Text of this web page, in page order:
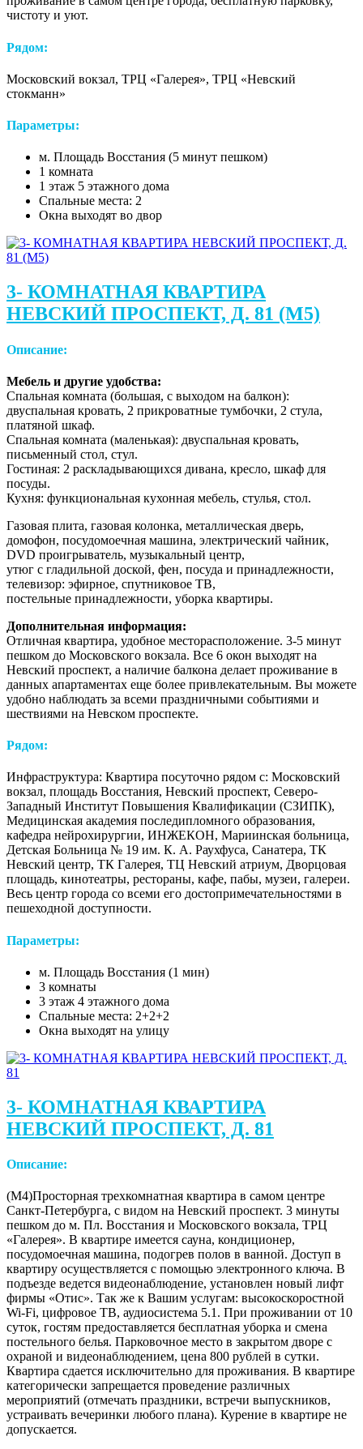
чистоту и уют.
Рядом:
Московский вокзал, ТРЦ «Галерея», ТРЦ «Невский
стокманн»
Параметры:
м. Площадь Восстания (5 минут пешком)
1 комната
1 этаж 5 этажного дома
Спальные места: 2
Окна выходят во двор
3- КОМНАТНАЯ КВАРТИРА
НЕВСКИЙ ПРОСПЕКТ, Д. 81 (М5)
Описание:
Мебель и другие удобства:
Спальная комната (большая, с выходом на балкон):
двуспальная кровать, 2 прикроватные тумбочки, 2 стула,
платяной шкаф.
Спальная комната (маленькая): двуспальная кровать,
письменный стол, стул.
Гостиная: 2 раскладывающихся дивана, кресло, шкаф для
посуды.
Кухня: функциональная кухонная мебель, стулья, стол.
Газовая плита, газовая колонка, металлическая дверь,
домофон, посудомоечная машина, электрический чайник,
DVD проигрыватель, музыкальный центр,
утюг с гладильной доской, фен, посуда и принадлежности,
телевизор: эфирное, спутниковое ТВ,
постельные принадлежности, уборка квартиры.
Дополнительная информация:
Отличная квартира, удобное месторасположение. 3-5 минут
пешком до Московского вокзала. Все 6 окон выходят на
Невский проспект, а наличие балкона делает проживание в
данных апартаментах еще более привлекательным. Вы можете
удобно наблюдать за всеми праздничными событиями и
шествиями на Невском проспекте.
Рядом:
Инфраструктура: Квартира посуточно рядом с: Московский
вокзал, площадь Восстания, Невский проспект, Северо-
Западный Институт Повышения Квалификации (СЗИПК),
Медицинская академия последипломного образования,
кафедра нейрохирургии, ИНЖЕКОН, Мариинская больница,
Детская Больница № 19 им. К. А. Раухфуса, Санатера, ТК
Невский центр, ТК Галерея, ТЦ Невский атриум, Дворцовая
площадь, кинотеатры, рестораны, кафе, пабы, музеи, галереи.
Весь центр города со всеми его достопримечательностями в
пешеходной доступности.
Параметры:
м. Площадь Восстания (1 мин)
3 комнаты
3 этаж 4 этажного дома
Спальные места: 2+2+2
Окна выходят на улицу
3- КОМНАТНАЯ КВАРТИРА
НЕВСКИЙ ПРОСПЕКТ, Д. 81
Описание:
(М4)Просторная трехкомнатная квартира в самом центре
Санкт-Петербурга, с видом на Невский проспект. 3 минуты
пешком до м. Пл. Восстания и Московского вокзала, ТРЦ
«Галерея». В квартире имеется сауна, кондиционер,
посудомоечная машина, подогрев полов в ванной. Доступ в
квартиру осуществляется с помощью электронного ключа. В
подъезде ведется видеонаблюдение, установлен новый лифт
фирмы «Отис». Так же к Вашим услугам: высокоскоростной
Wi-Fi, цифровое ТВ, аудиосистема 5.1. При проживании от 10
суток, гостям предоставляется бесплатная уборка и смена
постельного белья. Парковочное место в закрытом дворе с
охраной и видеонаблюдением, цена 800 рублей в сутки.
Квартира сдается исключительно для проживания. В квартире
категорически запрещается проведение различных
мероприятий (отмечать праздники, встречи выпускников,
устраивать вечеринки любого плана). Курение в квартире не
допускается.